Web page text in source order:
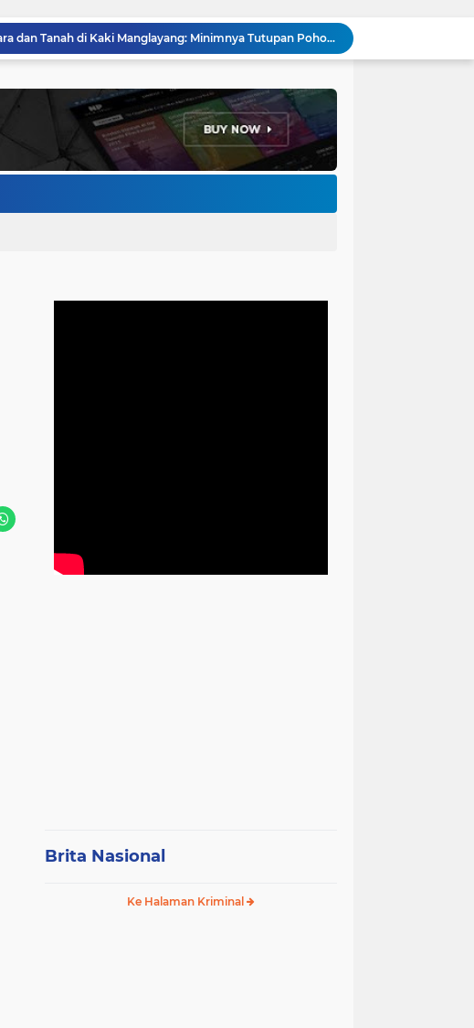
Menakar Udara dan Tanah di Kaki Manglayang: Minimnya Tutupan Pohon di Blok Padaemut-Cigupakan Tingkatkan Risiko Klimatologi dan Ekologi
Anggota DPRD Kota Bandung Soroti Jalan Gelap, Desak Pemkot Prioritaskan Pembenahan PJU
Edi Rusyandi Terpilih Secara Aklamasi Pimpin Golkar Bandung Barat, Tonggak Baru Kepemimpinan Harmonis "Turun Ranjang"
Brita Nasional
Ke Halaman Kriminal